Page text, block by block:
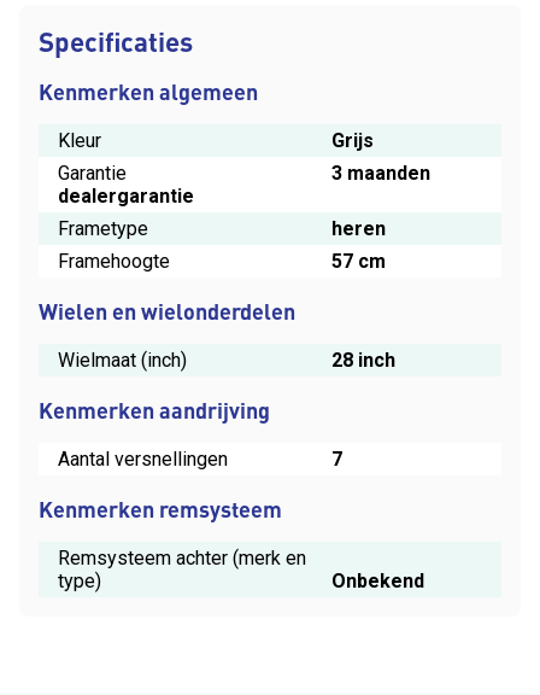
Specificaties
Kenmerken algemeen
Kleur
Grijs
Garantie
3 maanden
dealergarantie
Frametype
heren
Framehoogte
57 cm
Wielen en wielonderdelen
Wielmaat (inch) 28 inch
Kenmerken aandrijving
Aantal versnellingen 7
Kenmerken remsysteem
Remsysteem achter (merk en
type)
Onbekend